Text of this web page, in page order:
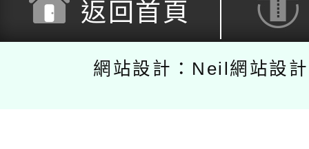
返回首頁
網站設計：Neil網站設